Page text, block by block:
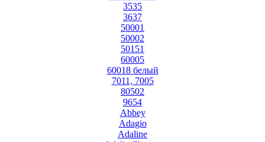
3535
3637
50001
50002
50151
60005
60018 белый
7011, 7005
80502
9654
Abbey
Adagio
Adaline